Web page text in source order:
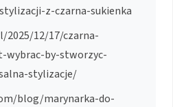
z-czarna-sukienka
12/17/czarna-
wybrac-by-stworzyc-
stylizacje/
blog/marynarka-do-